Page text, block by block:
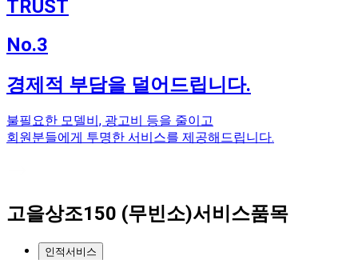
TRUST
No.3
경제적 부담을 덜어드립니다.
불필요한 모델비, 광고비 등을 줄이고
회원분들에게 투명한 서비스를 제공해드립니다.
고을상조150 (무빈소)서비스품목
인적서비스